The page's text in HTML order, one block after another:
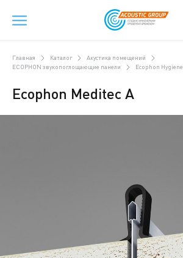
Главная Каталог
Акустика помещений
ECOPHON звукопоглощающие панели
Ecophon Hygiene
Ecophon Meditec A